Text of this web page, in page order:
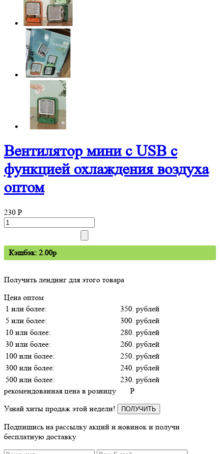
Вентилятор мини с USB с
функцией охлаждения воздуха
оптом
230 P
Кэшбэк: 2.00p
Получить лендинг для этого товара
Цена оптом
1 или более:
350. рублей
5 или более:
300. рублей
10 или более:
280. рублей
30 или более:
260. рублей
100 или более:
250. рублей
300 или более:
240. рублей
500 или более:
230. рублей
рекомендованная цена в розницу
P
Узнай хиты продаж этой недели!
ПОЛУЧИТЬ
Подпишись на рассылку акций и новинок и получи
бесплатную доставку